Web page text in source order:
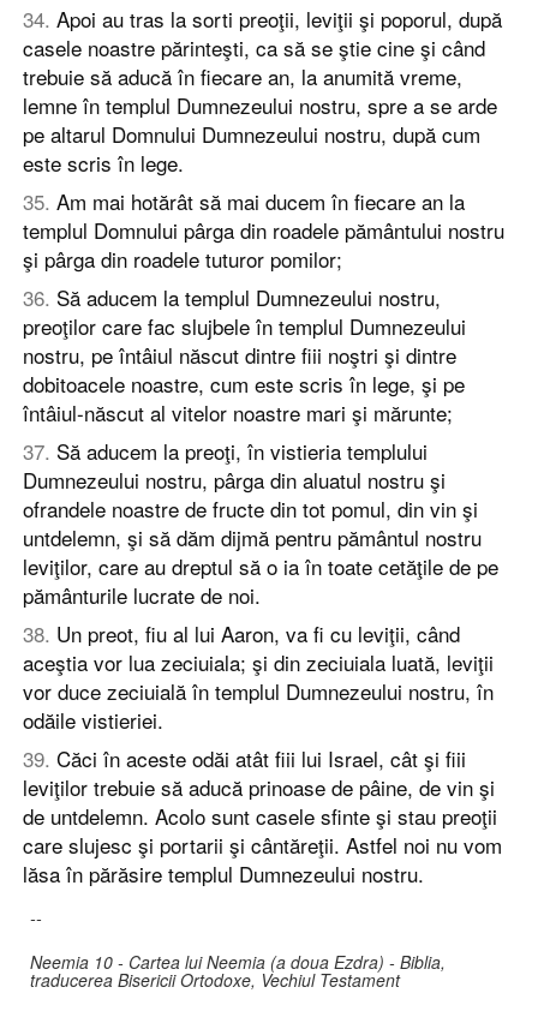
34. Apoi au tras la sorti preoţii, leviţii şi poporul, după
casele noastre părinteşti, ca să se ştie cine şi când
trebuie să aducă în fiecare an, la anumită vreme,
lemne în templul Dumnezeului nostru, spre a se arde
pe altarul Domnului Dumnezeului nostru, după cum
este scris în lege.
35. Am mai hotărât să mai ducem în fiecare an la
templul Domnului pârga din roadele pământului nostru
şi pârga din roadele tuturor pomilor;
36. Să aducem la templul Dumnezeului nostru,
preoţilor care fac slujbele în templul Dumnezeului
nostru, pe întâiul născut dintre fiii noştri şi dintre
dobitoacele noastre, cum este scris în lege, şi pe
întâiul-născut al vitelor noastre mari şi mărunte;
37. Să aducem la preoţi, în vistieria templului
Dumnezeului nostru, pârga din aluatul nostru şi
ofrandele noastre de fructe din tot pomul, din vin şi
untdelemn, şi să dăm dijmă pentru pământul nostru
leviţilor, care au dreptul să o ia în toate cetăţile de pe
pământurile lucrate de noi.
38. Un preot, fiu al lui Aaron, va fi cu leviţii, când
aceştia vor lua zeciuiala; şi din zeciuiala luată, leviţii
vor duce zeciuială în templul Dumnezeului nostru, în
odăile vistieriei.
39. Căci în aceste odăi atât fiii lui Israel, cât şi fiii
leviţilor trebuie să aducă prinoase de pâine, de vin şi
de untdelemn. Acolo sunt casele sfinte şi stau preoţii
care slujesc şi portarii şi cântăreţii. Astfel noi nu vom
lăsa în părăsire templul Dumnezeului nostru.
--
Neemia 10 - Cartea lui Neemia (a doua Ezdra) - Biblia,
traducerea Bisericii Ortodoxe, Vechiul Testament